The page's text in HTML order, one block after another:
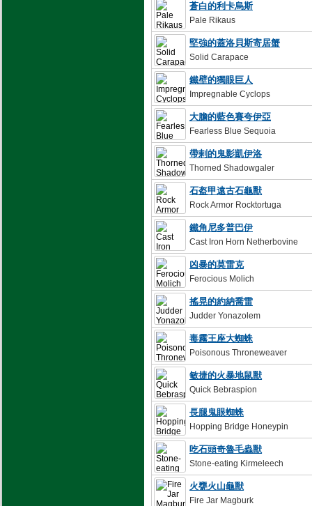
蒼白的利卡烏斯
Pale Rikaus
堅強的蓋洛貝斯寄居蟹
Solid Carapace
鐵壁的獨眼巨人
Impregnable Cyclops
大膽的藍色賽夸伊亞
Fearless Blue Sequoia
帶剌的鬼影凱伊洛
Thorned Shadowgaler
石盔甲遠古石龜獸
Rock Armor Rocktortuga
鐵角尼多普巴伊
Cast Iron Horn Netherbovine
凶暴的莫雷克
Ferocious Molich
搖晃的約納喬雷
Judder Yonazolem
毒霧王座大蜘蛛
Poisonous Throneweaver
敏捷的火暴地鼠獸
Quick Bebraspion
長腿鬼眼蜘蛛
Hopping Bridge Honeypin
吃石頭奇魯毛蟲獸
Stone-eating Kirmeleech
火甕火山龜獸
Fire Jar Magburk